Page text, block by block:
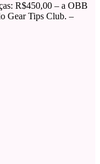
R$450,00 – a OBB
Gear Tips Club. –